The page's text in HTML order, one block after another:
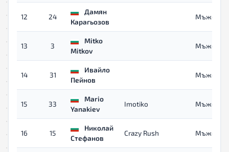
12 24
Дамян
Карагьозов
Мъже
13 3
Mitko
Mitkov
Мъже
14 31
Ивайло
Пейнов
Мъже
15 33
Mario
Yanakiev
Imotiko Мъже
16 15
Николай
Стефанов
Crazy Rush Мъже